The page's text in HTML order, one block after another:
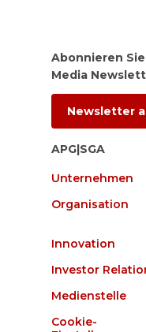
Abonnieren
Media
Newsletter
APG|SGA
Unternehmen
Organisation
Innovation
Investor
Medienstelle
Cookie-